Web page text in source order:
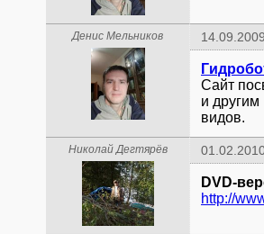
Денис Мельников
Сайт
и
видов.
Николай Дегтярёв
DVD-
http://